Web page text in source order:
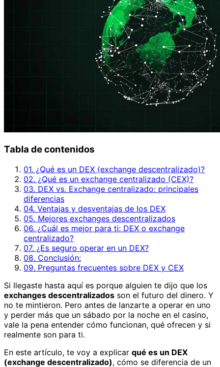
Tabla de contenidos
01. ¿Qué es un DEX (exchange descentralizado)?
02. ¿Qué es un exchange centralizado (CEX)?
03. DEX vs. Exchange centralizado: principales
diferencias
04. Ventajas y desventajas de los DEX
05. Mejores exchanges descentralizados
06. ¿Cuál es mejor para ti: DEX o exchange
centralizado?
07. ¿Es seguro operar en un DEX?
08. Conclusión:
09. Preguntas frecuentes sobre DEX y CEX
Si llegaste hasta aquí es porque alguien te dijo que los
exchanges descentralizados son el futuro del dinero. Y
no te mintieron. Pero antes de lanzarte a operar en uno
y perder más que un sábado por la noche en el casino,
vale la pena entender cómo funcionan, qué ofrecen y si
realmente son para ti.
En este artículo, te voy a explicar qué es un DEX
(exchange descentralizado), cómo se diferencia de un